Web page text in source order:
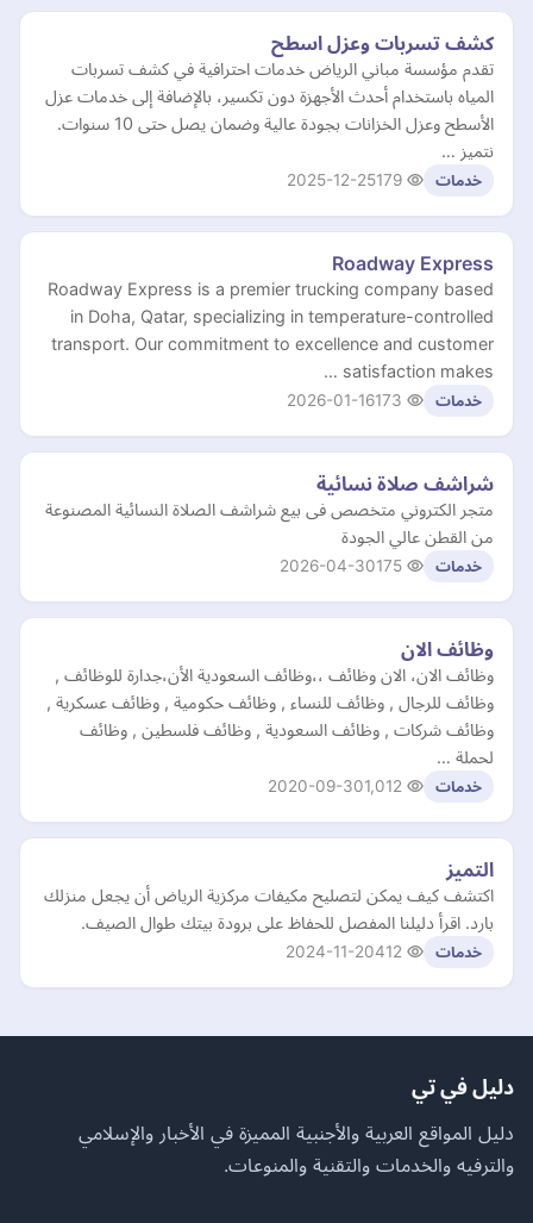
كشف تسربات وعزل اسطح
تقدم مؤسسة مباني الرياض خدمات احترافية في كشف تسربات
المياه باستخدام أحدث الأجهزة دون تكسير، بالإضافة إلى خدمات عزل
الأسطح وعزل الخزانات بجودة عالية وضمان يصل حتى 10 سنوات.
نتميز …
خدمات 2025-12-25
Roadway Express
Roadway Express is a premier trucking company based
in Doha, Qatar, specializing in temperature-controlled
transport. Our commitment to excellence and customer
satisfaction makes …
خدمات 2026-01-16
شراشف صلاة نسائية
متجر الكتروني متخصص فى بيع شراشف الصلاة النسائية المصنوعة
من القطن عالي الجودة
خدمات 2026-04-30
وظائف الان
وظائف الان، الان وظائف ،،وظائف السعودية الأن،جدارة للوظائف ,
وظائف للرجال , وظائف للنساء , وظائف حكومية , وظائف عسكرية ,
وظائف شركات , وظائف السعودية , وظائف فلسطين , وظائف
لحملة …
خدمات 2020-09-30
التميز
اكتشف كيف يمكن لتصليح مكيفات مركزية الرياض أن يجعل منزلك
بارد. اقرأ دليلنا المفصل للحفاظ على برودة بيتك طوال الصيف.
خدمات 2024-11-20
دليل في تي
دليل المواقع العربية والأجنبية المميزة في الأخبار والإسلامي
والترفيه والخدمات والتقنية والمنوعات.